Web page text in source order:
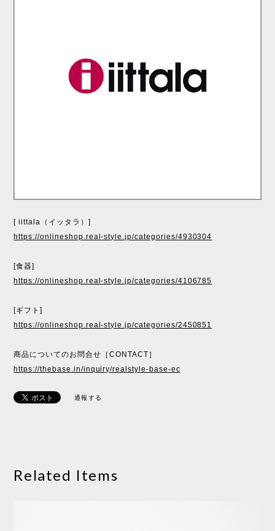
[ iittala（イッタラ）]
https://onlineshop.real-style.jp/categories/4930304
[食器]
https://onlineshop.real-style.jp/categories/4106785
[ギフト]
https://onlineshop.real-style.jp/categories/2450851
商品についてのお問合せ［CONTACT］
https://thebase.in/inquiry/realstyle-base-ec
通報する
Related Items